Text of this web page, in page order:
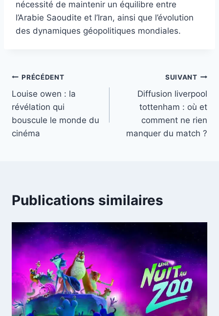
nécessité de maintenir un équilibre entre
l’Arabie Saoudite et l’Iran, ainsi que l’évolution
des dynamiques géopolitiques mondiales.
Navigation
de
l’article
PRÉCÉDENT
Louise owen : la
révélation qui
bouscule le monde du
cinéma
SUIVANT
Diffusion liverpool
tottenham : où et
comment ne rien
manquer du match ?
Publications similaires